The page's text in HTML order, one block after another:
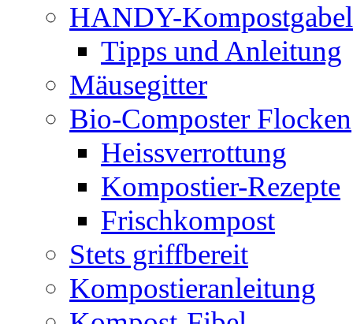
HANDY-Kompostgabel
Tipps und Anleitung
Mäusegitter
Bio-Composter Flocken
Heissverrottung
Kompostier-Rezepte
Frischkompost
Stets griffbereit
Kompostieranleitung